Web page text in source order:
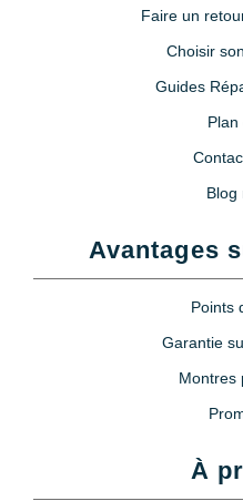
Faire un
Choisir
Guides
Plan
Blog
Avantages
Points
Garantie
Montres
À